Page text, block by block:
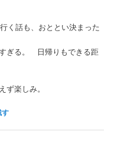
く話も、おととい決まった
ぎる。 日帰りもできる距
ず楽しみ。
す